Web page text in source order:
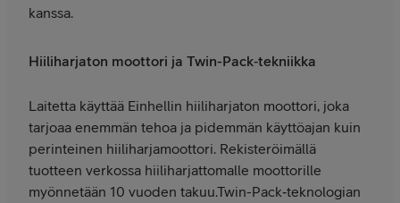
kanssa.
Hiiliharjaton moottori ja Twin-Pack‑tekniikka
Laitetta käyttää Einhellin hiiliharjaton moottori, joka
tarjoaa enemmän tehoa ja pidemmän käyttöajan kuin
perinteinen hiiliharjamoottori. Rekisteröimällä
tuotteen verkossa hiiliharjattomalle moottorille
myönnetään 10 vuoden takuu.Twin-Pack‑teknologian